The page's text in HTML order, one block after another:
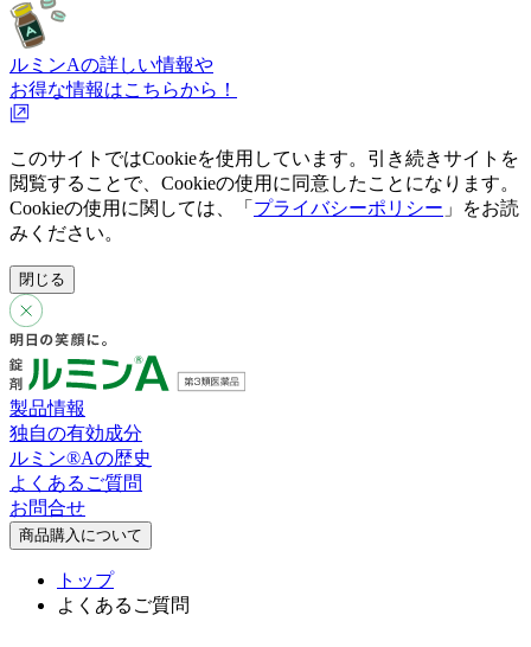
ルミンAの詳しい情報や
お得な情報はこちらから！
このサイトではCookieを使用しています。引き続きサイトを
閲覧することで、Cookieの使用に同意したことになります。
Cookieの使用に関しては、「 プライバシーポリシー 」をお読
みください。
閉じる
製品情報
独自の有効成分
ルミン®︎Aの歴史
よくあるご質問
お問合せ
商品購入について
トップ
よくあるご質問